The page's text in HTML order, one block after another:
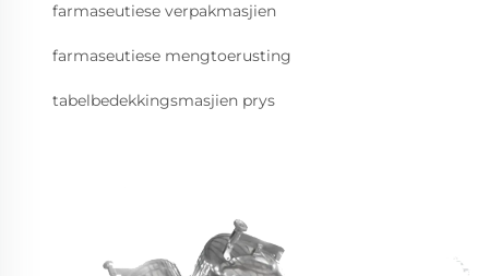
farmaseutiese verpakmasjien
farmaseutiese mengtoerusting
tabelbedekkingsmasjien prys